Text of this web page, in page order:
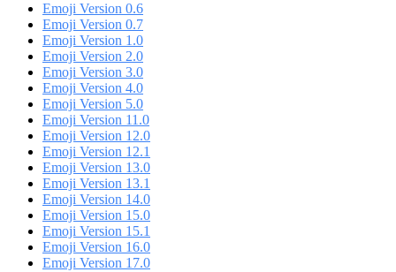
Emoji Version 0.6
Emoji Version 0.7
Emoji Version 1.0
Emoji Version 2.0
Emoji Version 3.0
Emoji Version 4.0
Emoji Version 5.0
Emoji Version 11.0
Emoji Version 12.0
Emoji Version 12.1
Emoji Version 13.0
Emoji Version 13.1
Emoji Version 14.0
Emoji Version 15.0
Emoji Version 15.1
Emoji Version 16.0
Emoji Version 17.0